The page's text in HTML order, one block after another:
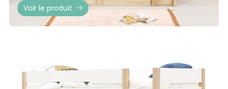
Voir le produit